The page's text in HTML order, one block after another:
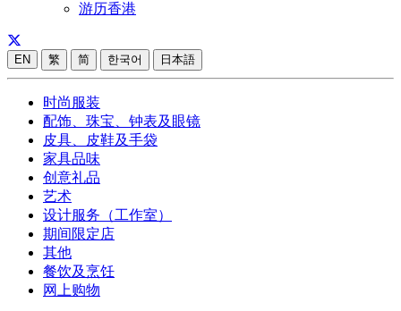
游历香港
EN 繁 简 한국어 日本語
时尚服装
配饰、珠宝、钟表及眼镜
皮具、皮鞋及手袋
家具品味
创意礼品
艺术
设计服务（工作室）
期间限定店
其他
餐饮及烹饪
网上购物